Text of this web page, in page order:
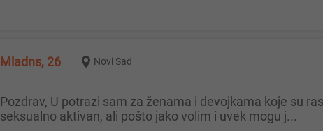
Mladns, 26 Novi Sad
Pozdrav, U potrazi sam za ženama i devojkama koje su raspoložene za sex iz zadovoljstva. Mlad sam i izdržljiv, redovno
seksualno aktivan, ali pošto jako volim i uvek mogu j...